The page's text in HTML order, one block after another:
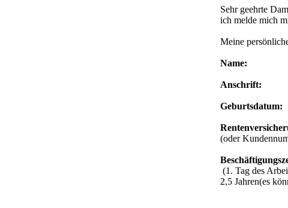
Sehr geehrte
ich melde mich
Meine
Name:
Anschrift:
Geburtsdatum:
(oder
(1. Tag des
2,5 Jahren(es